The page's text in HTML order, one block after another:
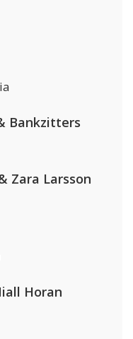
Bankzitters
Zara Larsson
Horan